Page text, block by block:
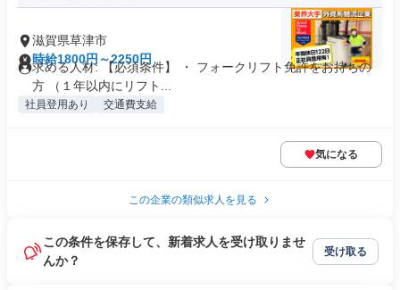
滋賀県草津市
時給1800円～2250円
求める人材: 【必須条件】 ・ フォークリフト免許をお持ちの
方 （１年以内にリフト...
社員登用あり 交通費支給
気になる
この企業の類似求人を見る
この条件を保存して、新着求人を受け取りませ
んか？
受け取る